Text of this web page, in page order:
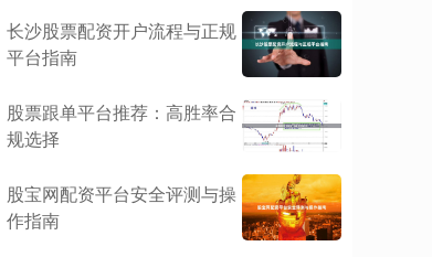
长沙股票配资开户流程与正规
平台指南
股票跟单平台推荐：高胜率合
规选择
股宝网配资平台安全评测与操
作指南